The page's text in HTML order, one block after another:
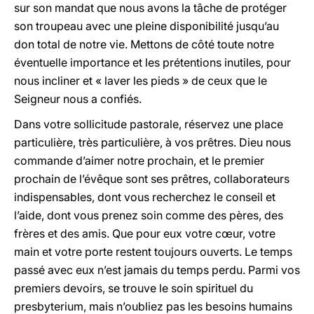
sur son mandat que nous avons la tâche de protéger
son troupeau avec une pleine disponibilité jusqu’au
don total de notre vie. Mettons de côté toute notre
éventuelle importance et les prétentions inutiles, pour
nous incliner et « laver les pieds » de ceux que le
Seigneur nous a confiés.
Dans votre sollicitude pastorale, réservez une place
particulière, très particulière, à vos prêtres. Dieu nous
commande d’aimer notre prochain, et le premier
prochain de l’évêque sont ses prêtres, collaborateurs
indispensables, dont vous recherchez le conseil et
l’aide, dont vous prenez soin comme des pères, des
frères et des amis. Que pour eux votre cœur, votre
main et votre porte restent toujours ouverts. Le temps
passé avec eux n’est jamais du temps perdu. Parmi vos
premiers devoirs, se trouve le soin spirituel du
presbyterium, mais n’oubliez pas les besoins humains